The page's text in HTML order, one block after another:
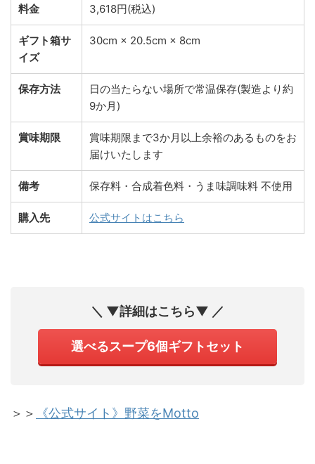
料金 3,618円(税込)
ギフト箱サ
イズ
30cm × 20.5cm × 8cm
保存方法
日の当たらない場所で常温保存(製造より約
9か月)
賞味期限
賞味期限まで3か月以上余裕のあるものをお
届けいたします
備考 保存料・合成着色料・うま味調味料 不使用
購入先 公式サイトはこちら
＼ ▼詳細はこちら▼ ／
選べるスープ6個ギフトセット
＞＞ 《公式サイト》野菜をMotto